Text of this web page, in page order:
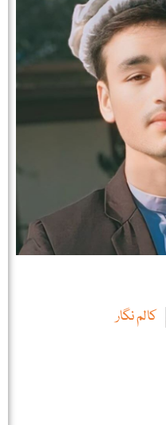
کالم نگار